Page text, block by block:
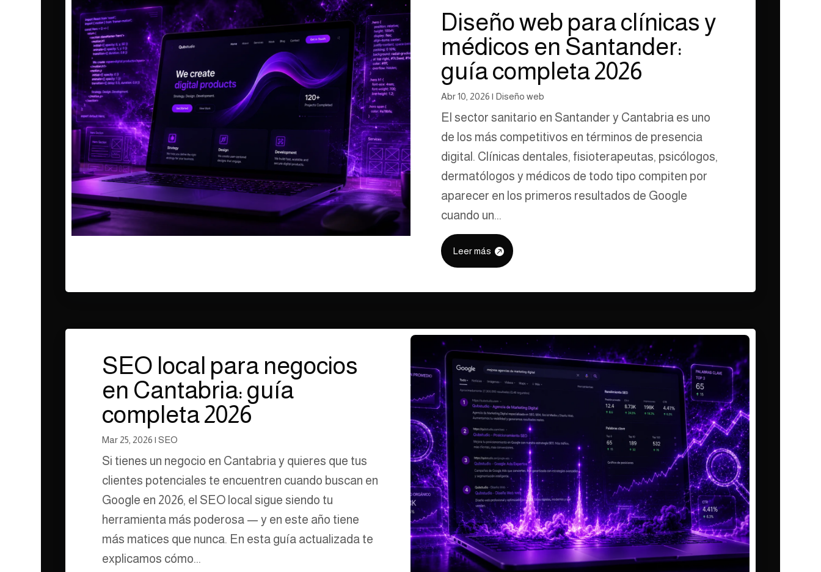
Diseño web para clínicas y
médicos en Santander:
guía completa 2026
Abr 10, 2026 | Diseño web
El sector sanitario en Santander y Cantabria es uno
de los más competitivos en términos de presencia
digital. Clínicas dentales, fisioterapeutas, psicólogos,
dermatólogos y médicos de todo tipo compiten por
aparecer en los primeros resultados de Google
cuando un...
Leer más
SEO local para negocios
en Cantabria: guía
completa 2026
Mar 25, 2026 |SEO
Si tienes un negocio en Cantabria y quieres que tus
clientes potenciales te encuentren cuando buscan en
Google en 2026, el SEO local sigue siendo tu
herramienta más poderosa — y en este año tiene
más matices que nunca. En esta guía actualizada te
explicamos cómo...